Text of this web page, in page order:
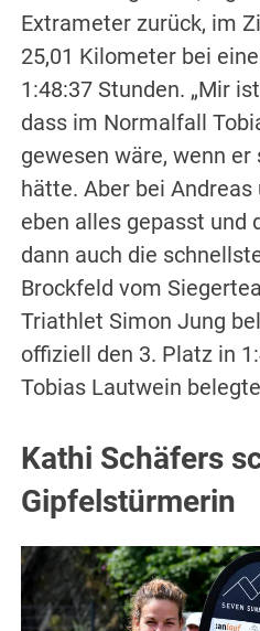
Extrameter zurück, im
25,01 Kilometer bei
1:48:37 Stunden. „Mir
dass im Normalfall
gewesen wäre, wenn
hätte. Aber bei
eben alles gepasst und
dann auch die
Brockfeld vom
Triathlet Simon Jung
offiziell den 3. Platz in
Tobias Lautwein
Kathi Schäfers
Gipfelstürmerin